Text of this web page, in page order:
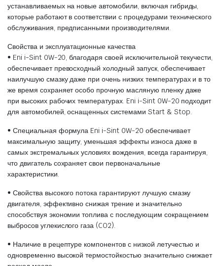
устанавливаемых на новые автомобили, включая гибриды,
которые работают в соответствии с процедурами технического
обслуживания, предписанными производителями.
Свойства и эксплуатационные качества
• Eni i-Sint 0W-20, благодаря своей исключительной текучести,
обеспечивает превосходный холодный запуск, обеспечивает
наилучшую смазку даже при очень низких температурах и в то
же время сохраняет особо прочную масляную пленку даже
при высоких рабочих температурах. Eni i-Sint 0W-20 подходит
для автомобилей, оснащенных системами Start & Stop.
• Специальная формула Eni i-Sint 0W-20 обеспечивает
максимальную защиту, уменьшая эффекты износа даже в
самых экстремальных условиях вождения, всегда гарантируя,
что двигатель сохраняет свои первоначальные
характеристики.
• Свойства высокого потока гарантируют лучшую смазку
двигателя, эффективно снижая трение и значительно
способствуя экономии топлива с последующим сокращением
выбросов углекислого газа (CO2).
• Наличие в рецептуре компонентов с низкой летучестью и
одновременно высокой термостойкостью значительно снижает